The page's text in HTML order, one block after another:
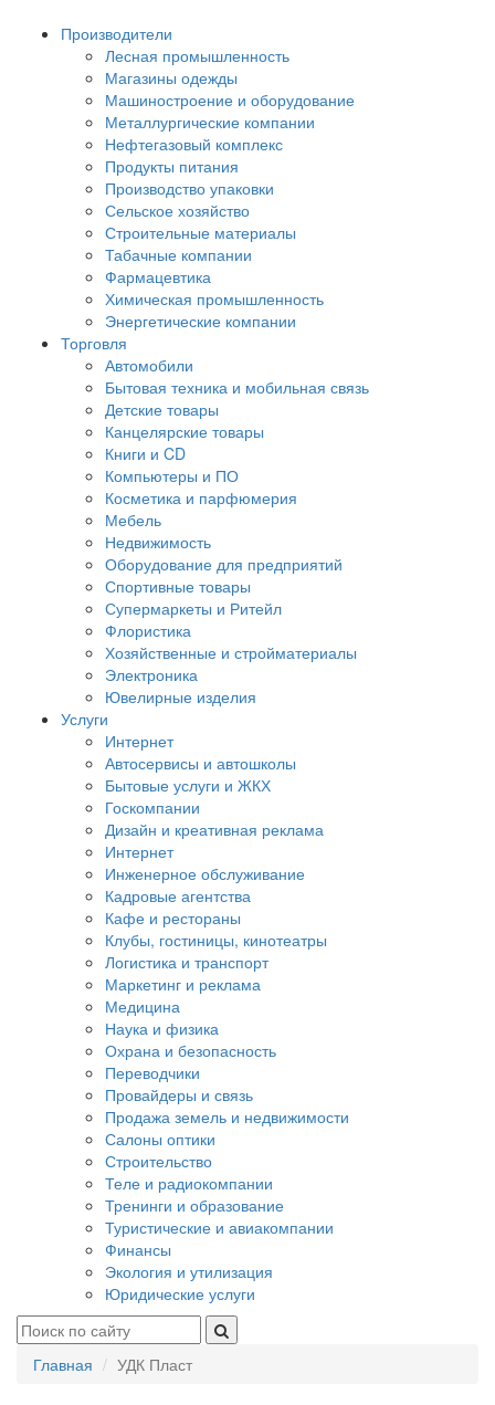
Производители
Лесная промышленность
Магазины одежды
Машиностроение и оборудование
Металлургические компании
Нефтегазовый комплекс
Продукты питания
Производство упаковки
Сельское хозяйство
Строительные материалы
Табачные компании
Фармацевтика
Химическая промышленность
Энергетические компании
Торговля
Автомобили
Бытовая техника и мобильная связь
Детские товары
Канцелярские товары
Книги и CD
Компьютеры и ПО
Косметика и парфюмерия
Мебель
Недвижимость
Оборудование для предприятий
Спортивные товары
Супермаркеты и Ритейл
Флористика
Хозяйственные и стройматериалы
Электроника
Ювелирные изделия
Услуги
Интернет
Автосервисы и автошколы
Бытовые услуги и ЖКХ
Госкомпании
Дизайн и креативная реклама
Интернет
Инженерное обслуживание
Кадровые агентства
Кафе и рестораны
Клубы, гостиницы, кинотеатры
Логистика и транспорт
Маркетинг и реклама
Медицина
Наука и физика
Охрана и безопасность
Переводчики
Провайдеры и связь
Продажа земель и недвижимости
Салоны оптики
Строительство
Теле и радиокомпании
Тренинги и образование
Туристические и авиакомпании
Финансы
Экология и утилизация
Юридические услуги
Главная УДК Пласт